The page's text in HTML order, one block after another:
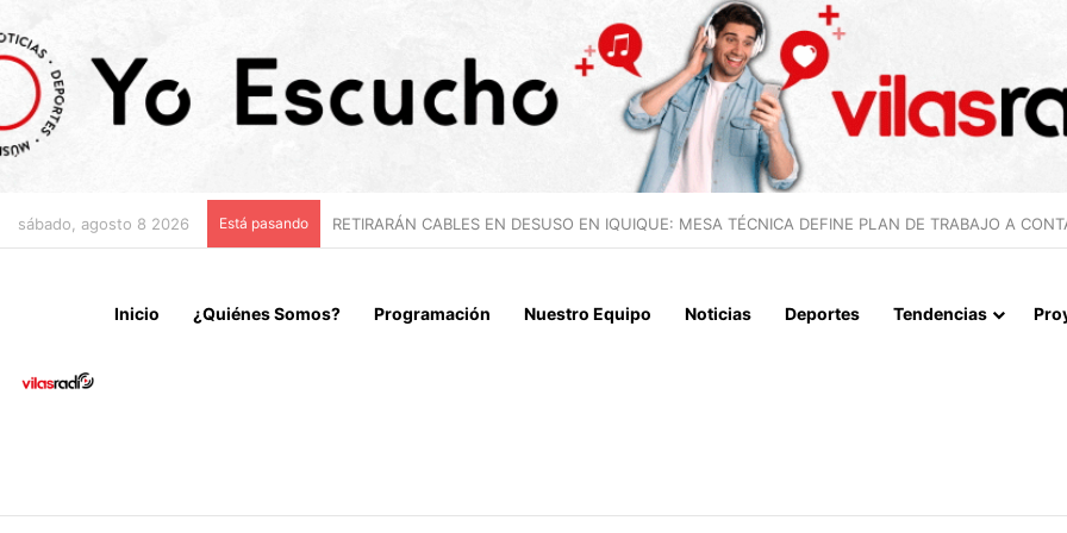
sábado, agosto 8 2026 Está pasando “NO VENIMOS A CELEBRAR LA MUERTE, SINO LA VIDA”: LA EMOTIVA ROMERÍA AL CEMENTERIO
Inicio ¿Quiénes Somos? Programación Nuestro Equipo Noticias Deportes Tendencias